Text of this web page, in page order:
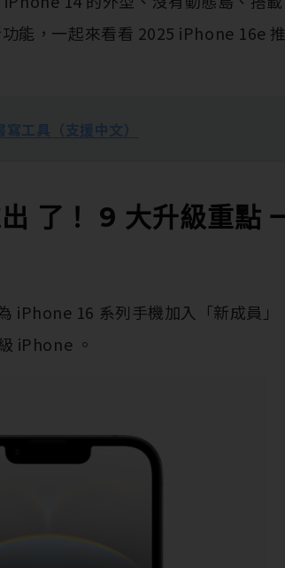
功能，一起來看看 2025 iPhone 16e
工具（支援中文）
了！ 9 大升級重點
iPhone 16 系列手機加入「新成員」
iPhone 。